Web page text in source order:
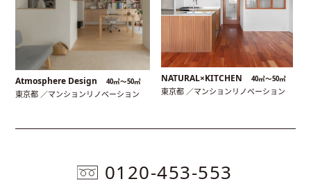
Atmosphere Design 40㎡〜50㎡
東京都 ／マンションリノベーション
NATURAL×KITCHEN 40㎡〜50㎡
東京都 ／マンションリノベーション
0120-453-553